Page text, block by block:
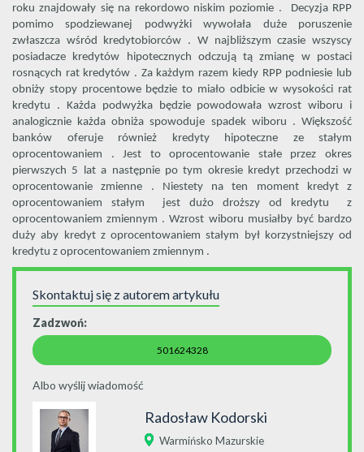
roku znajdowały się na rekordowo niskim poziomie . Decyzja RPP
pomimo spodziewanej podwyżki wywołała duże poruszenie
zwłaszcza wśród kredytobiorców . W najbliższym czasie wszyscy
posiadacze kredytów hipotecznych odczują tą zmianę w postaci
rosnących rat kredytów . Za każdym razem kiedy RPP podniesie lub
obniży stopy procentowe będzie to miało odbicie w wysokości rat
kredytu . Każda podwyżka będzie powodowała wzrost wiboru i
analogicznie każda obniża spowoduje spadek wiboru . Większość
banków oferuje również kredyty hipoteczne ze stałym
oprocentowaniem . Jest to oprocentowanie stałe przez okres
pierwszych 5 lat a następnie po tym okresie kredyt przechodzi w
oprocentowanie zmienne . Niestety na ten moment kredyt z
oprocentowaniem stałym jest dużo droższy od kredytu z
oprocentowaniem zmiennym . Wzrost wiboru musiałby być bardzo
duży aby kredyt z oprocentowaniem stałym był korzystniejszy od
kredytu z oprocentowaniem zmiennym .
Skontaktuj się z autorem artykułu
Zadzwoń:
501624328
Albo wyślij wiadomość
Radosław Kodorski
Warmińsko Mazurskie